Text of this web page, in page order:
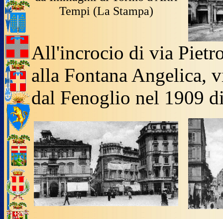
Tempi (La Stampa)
All'incrocio di via
alla Fontana Angelica,
dal Fenoglio nel 1909